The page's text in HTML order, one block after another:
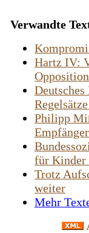
Verwandte
Hartz IV:
Philipp
für Kinder
Trotz
weiter
Mehr